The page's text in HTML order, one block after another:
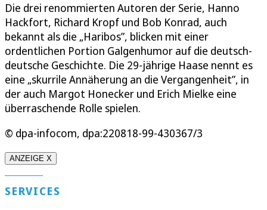
Die drei renommierten Autoren der Serie, Hanno
Hackfort, Richard Kropf und Bob Konrad, auch
bekannt als die „Haribos”, blicken mit einer
ordentlichen Portion Galgenhumor auf die deutsch-
deutsche Geschichte. Die 29-jährige Haase nennt es
eine „skurrile Annäherung an die Vergangenheit”, in
der auch Margot Honecker und Erich Mielke eine
überraschende Rolle spielen.
© dpa-infocom, dpa:220818-99-430367/3
ANZEIGE X
SERVICES